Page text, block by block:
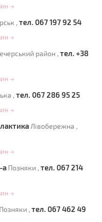
→
, тел. 067 197 92 54
→
район , тел. +38
→
, тел. 067 286 95 25
→
Лівобережна ,
→
а Позняки , тел. 067 214
→
Позняки , тел. 067 462 49